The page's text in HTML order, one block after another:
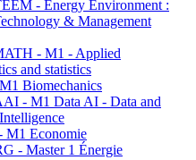
- Energy Environment :
& Management
- M1 - Applied
and statistics
Biomechanics
- M1 Data AI - Data and
M1 Economie
- Master 1 Énergie